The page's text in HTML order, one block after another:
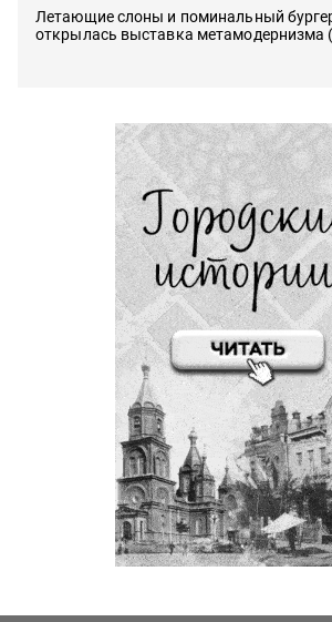
Летающие слоны и поминальный
открылась выставка